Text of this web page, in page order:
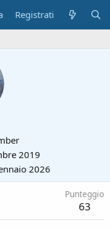
Registrati
2019
2026
Punteggio
63